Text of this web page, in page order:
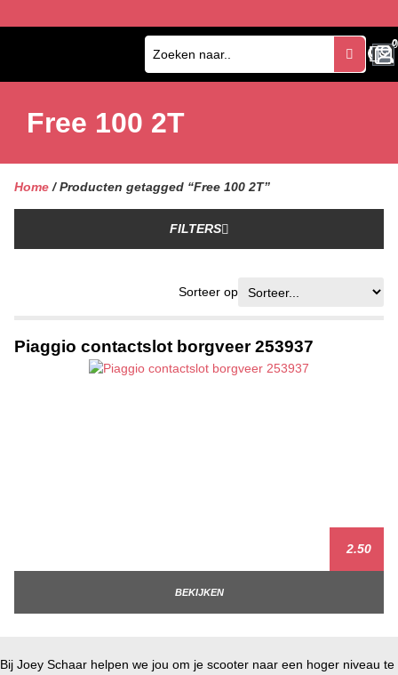
0
0
Free 100 2T
Home / Producten getagged “Free 100 2T”
FILTERS
Sorteer op
Piaggio contactslot borgveer 253937
2.50
BEKIJKEN
Bij Joey Schaar helpen we jou om je scooter naar een hoger niveau te